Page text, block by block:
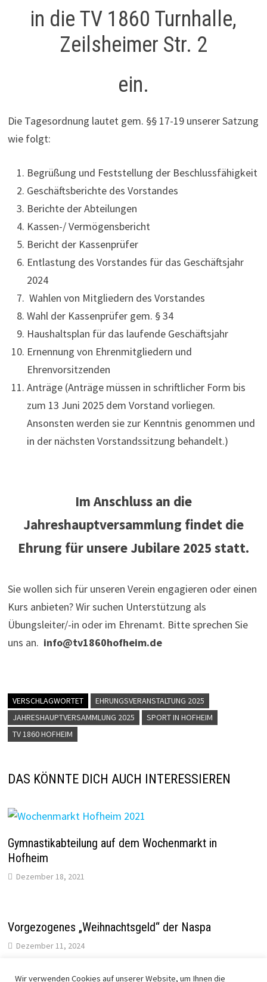
in die TV 1860 Turnhalle,
Zeilsheimer Str. 2
ein.
Die Tagesordnung lautet gem. §§ 17-19 unserer Satzung
wie folgt:
Begrüßung und Feststellung der Beschlussfähigkeit
Geschäftsberichte des Vorstandes
Berichte der Abteilungen
Kassen-/ Vermögensbericht
Bericht der Kassenprüfer
Entlastung des Vorstandes für das Geschäftsjahr
2024
Wahlen von Mitgliedern des Vorstandes
Wahl der Kassenprüfer gem. § 34
Haushaltsplan für das laufende Geschäftsjahr
Ernennung von Ehrenmitgliedern und
Ehrenvorsitzenden
Anträge (Anträge müssen in schriftlicher Form bis
zum 13 Juni 2025 dem Vorstand vorliegen.
Ansonsten werden sie zur Kenntnis genommen und
in der nächsten Vorstandssitzung behandelt.)
Im Anschluss an die
Jahreshauptversammlung findet die
Ehrung für unsere Jubilare 2025 statt.
Sie wollen sich für unseren Verein engagieren oder einen
Kurs anbieten? Wir suchen Unterstützung als
Übungsleiter/-in oder im Ehrenamt. Bitte sprechen Sie
uns an. info@tv1860hofheim.de
VERSCHLAGWORTET
EHRUNGSVERANSTALTUNG 2025
JAHRESHAUPTVERSAMMLUNG 2025
SPORT IN HOFHEIM
TV 1860 HOFHEIM
DAS KÖNNTE DICH AUCH INTERESSIEREN
Gymnastikabteilung auf dem Wochenmarkt in
Hofheim
Dezember 18, 2021
Vorgezogenes „Weihnachtsgeld“ der Naspa
Dezember 11, 2024
Wir verwenden Cookies auf unserer Website, um Ihnen die